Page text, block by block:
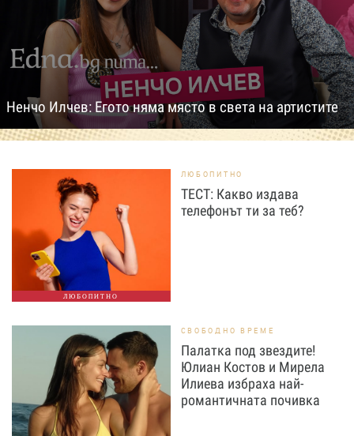
Ненчо Илчев: Егото няма място в света на артистите
ЛЮБОПИТНО
ЛЮБОПИТНО
ТЕСТ: Какво издава
телефонът ти за теб?
СВОБОДНО ВРЕМЕ
Палатка под звездите!
Юлиан Костов и Мирела
Илиева избраха най-
романтичната почивка